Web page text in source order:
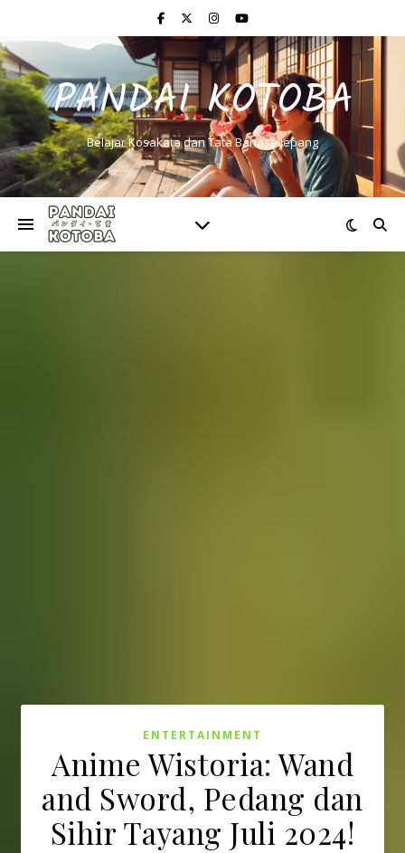
PANDAI KOTOBA
Belajar Kosakata dan Tata Bahasa Jepang
ENTERTAINMENT
Anime Wistoria: Wand
and Sword, Pedang dan
Sihir Tayang Juli 2024!